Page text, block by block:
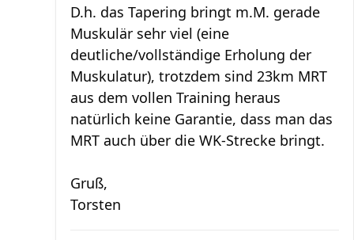
D.h. das Tapering bringt m.M. gerade
Muskulär sehr viel (eine
deutliche/vollständige Erholung der
Muskulatur), trotzdem sind 23km MRT
aus dem vollen Training heraus
natürlich keine Garantie, dass man das
MRT auch über die WK-Strecke bringt.
Gruß,
Torsten